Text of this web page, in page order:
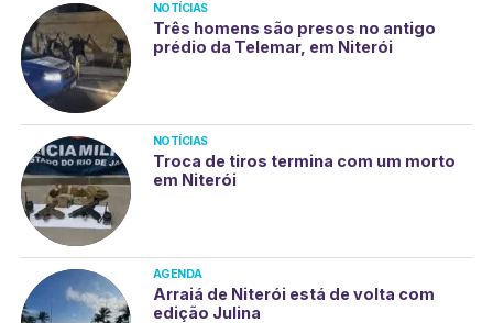
NOTÍCIAS
Três homens são presos no antigo
prédio da Telemar, em Niterói
NOTÍCIAS
Troca de tiros termina com um morto
em Niterói
AGENDA
Arraiá de Niterói está de volta com
edição Julina